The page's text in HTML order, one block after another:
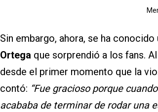
Sin embargo, ahora, se ha conocido
Ortega que sorprendió a los fans.
desde el primer momento que la
contó: “Fue gracioso porque
acababa de terminar de rodar una